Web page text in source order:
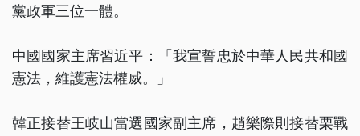
黨政軍三位一體。
中國國家主席習近平：「我宣誓忠於中華人民共和國
憲法，維護憲法權威。」
韓正接替王岐山當選國家副主席，趙樂際則接替栗戰